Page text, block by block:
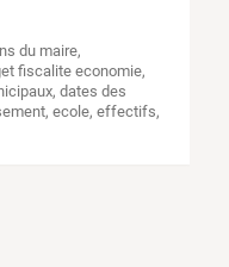
du maire,
fiscalite economie,
,dates des
,ecole,effectifs,